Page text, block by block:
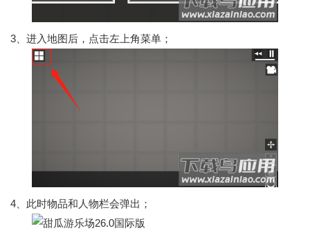
3、进入地图后，点击左上角菜单；
4、此时物品和人物栏会弹出；